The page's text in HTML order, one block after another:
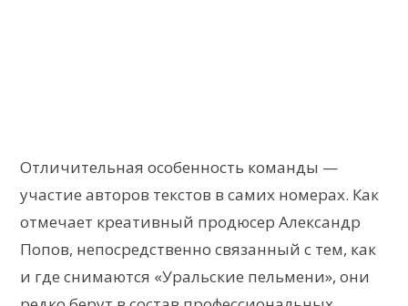
Отличительная особенность команды —
участие авторов текстов в самих номерах. Как
отмечает креативный продюсер Александр
Попов, непосредственно связанный с тем, как
и где снимаются «Уральские пельмени», они